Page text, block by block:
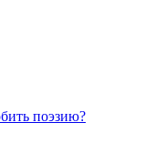
поэзию?